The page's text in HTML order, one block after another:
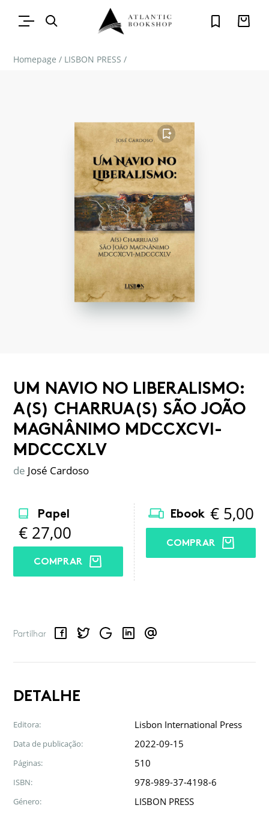
Homepage / LISBON PRESS /
FAVORITO
UM NAVIO NO LIBERALISMO:
A(S) CHARRUA(S) SÃO JOÃO
MAGNÂNIMO MDCCXCVI-
MDCCCXLV
de José Cardoso
Papel
€ 27,00
COMPRAR
Ebook € 5,00
COMPRAR
Partilhar
FacebookTwitterGoogle LinkedInEmail
DETALHE
Editora: Lisbon International Press
Data de publicação: 2022-09-15
Páginas: 510
ISBN: 978-989-37-4198-6
Género: LISBON PRESS